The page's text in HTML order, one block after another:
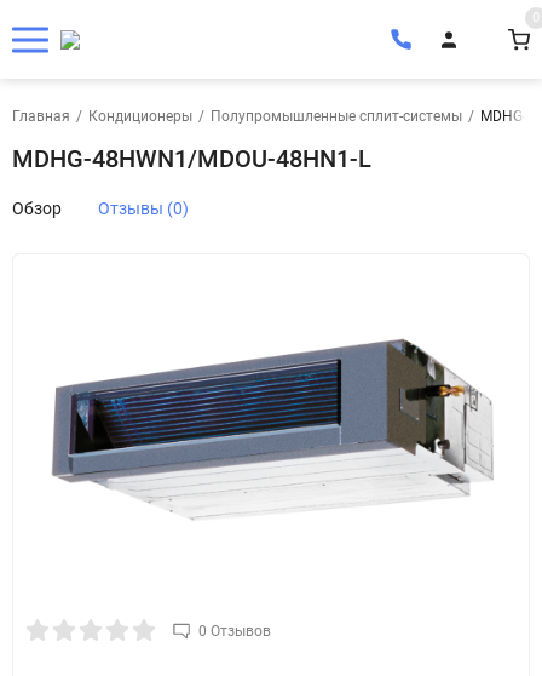
0
Главная / Кондиционеры / Полупромышленные сплит-системы / MDHG-
MDHG-48HWN1/MDOU-48HN1-L
Обзор Отзывы (0)
0 Отзывов